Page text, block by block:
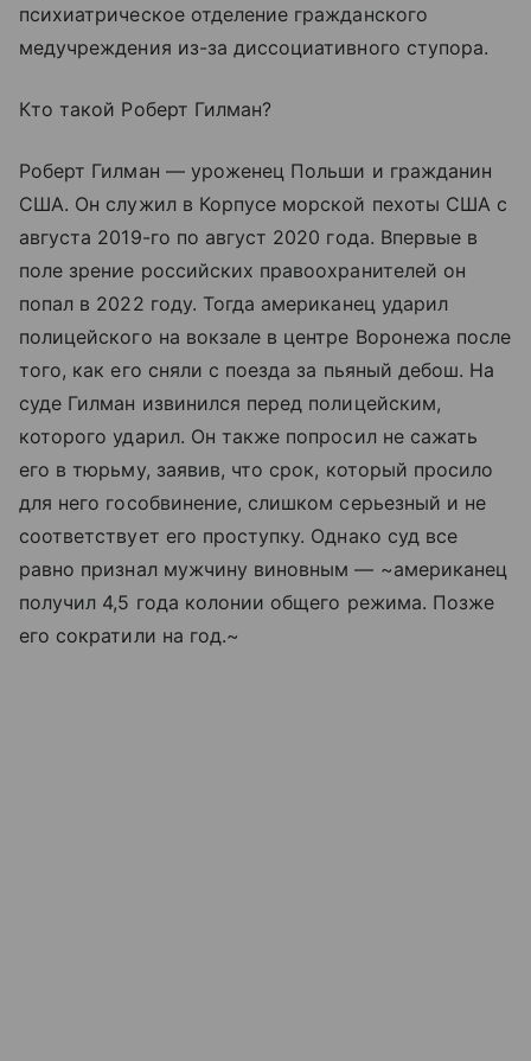
психиатрическое отделение гражданского
медучреждения из-за диссоциативного ступора.
Кто такой Роберт Гилман?
Роберт Гилман — уроженец Польши и гражданин
США. Он служил в Корпусе морской пехоты США с
августа 2019-го по август 2020 года. Впервые в
поле зрение российских правоохранителей он
попал в 2022 году. Тогда американец ударил
полицейского на вокзале в центре Воронежа после
того, как его сняли с поезда за пьяный дебош. На
суде Гилман извинился перед полицейским,
которого ударил. Он также попросил не сажать
его в тюрьму, заявив, что срок, который просило
для него гособвинение, слишком серьезный и не
соответствует его проступку. Однако суд все
равно признал мужчину виновным — ~американец
получил 4,5 года колонии общего режима. Позже
его сократили на год.~